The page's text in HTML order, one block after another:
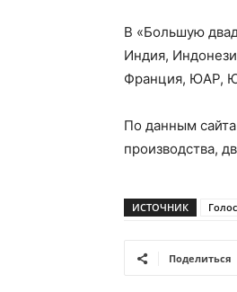
В «Большую
Индия,
Франция, ЮАР,
По данным
производства,
ИСТОЧНИК
Поделиться